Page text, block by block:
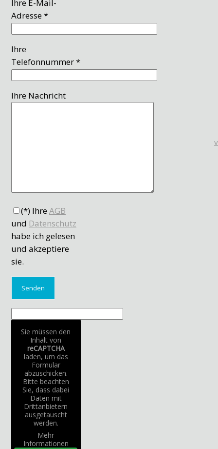
Ihre E-Mail-
Adresse *
Ihre
Telefonnummer *
Ihre Nachricht
(*) IhreAGB
und Datenschutz
habe ich gelesen
und akzeptiere
sie.
Sie müssen den
Inhalt von
reCAPTCHA
laden, um das
Formular
abzuschicken.
Bitte beachten
Sie, dass dabei
Daten mit
Drittanbietern
ausgetauscht
werden.
Mehr
Informationen